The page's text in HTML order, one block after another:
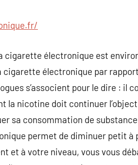
cigarette électronique est
cigarette électronique par
s’associent pour le dire : il
la nicotine doit continuer
sa consommation de
permet de diminuer petit à
et à votre niveau, vous vous